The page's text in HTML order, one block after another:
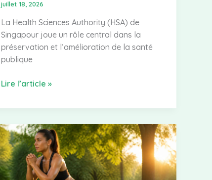
juillet 18, 2026
La Health Sciences Authority (HSA) de
Singapour joue un rôle central dans la
préservation et l’amélioration de la santé
publique
Health
Authority
rôle
et
actualités
de
Lire l’article »